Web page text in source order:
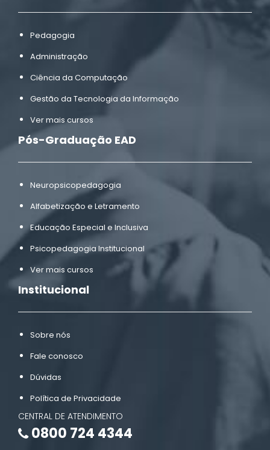
Pedagogia
Administração
Ciência da Computação
Gestão da Tecnologia da Informação
Ver mais cursos
Pós-Graduação EAD
Neuropsicopedagogia
Alfabetização e Letramento
Educação Especial e Inclusiva
Psicopedagogia Institucional
Ver mais cursos
Institucional
Sobre nós
Fale conosco
Dúvidas
Política de Privacidade
CENTRAL DE ATENDIMENTO
0800 724 4344